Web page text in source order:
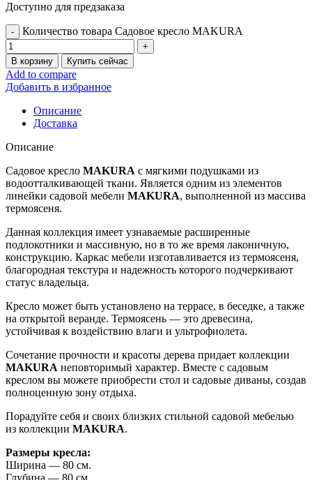
Доступно для предзаказа
Количество товара Садовое кресло MAKURA
В корзину Купить сейчас
Add to compare
Добавить в избранное
Описание
Доставка
Описание
Садовое кресло MAKURA с мягкими подушками из
водоотталкивающей ткани. Является одним из элементов
линейки садовой мебели MAKURA, выполненной из массива
термоясеня.
Данная коллекция имеет узнаваемые расширенные
подлокотники и массивную, но в то же время лаконичную,
конструкцию. Каркас мебели изготавливается из термоясеня,
благородная текстура и надежность которого подчеркивают
статус владельца.
Кресло может быть установлено на террасе, в беседке, а также
на открытой веранде. Термоясень — это древесина,
устойчивая к воздействию влаги и ультрофиолета.
Сочетание прочности и красоты дерева придает коллекции
MAKURA неповторимый характер. Вместе с садовым
креслом вы можете приобрести стол и садовые диваны, создав
полноценную зону отдыха.
Порадуйте себя и своих близких стильной садовой мебелью
из коллекции MAKURA.
Размеры кресла:
Ширина — 80 см.